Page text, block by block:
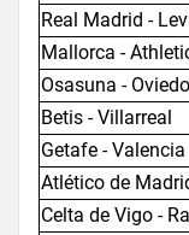
Real Madrid -
Mallorca -
Osasuna - Oviedo
Betis - Villarreal
Getafe - Valencia
Atlético de
Celta de Vigo -